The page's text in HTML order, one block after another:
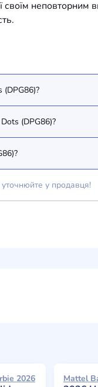
своїм неповторним
Якого типу лялька/фігурка Barbie Fashionistas №013 – Dolled Up in Dots (DPG86)?
Чи можу я у вас купити ляльку Barbie Fashionistas №013 – Dolled Up in Dots (DPG86)?
– Dolled Up in Dots (DPG86)?
у продавця!
2026 Mattel